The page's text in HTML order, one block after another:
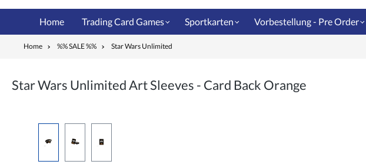
Home Trading Card Games Sportkarten Vorbestellung - Pre Order
Home %% SALE %% Star Wars Unlimited
Star Wars Unlimited Art Sleeves - Card Back Orange